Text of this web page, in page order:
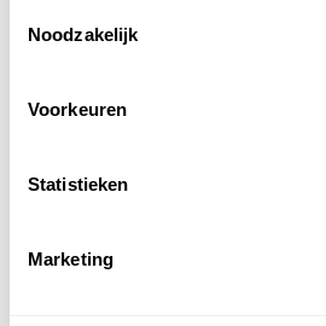
Noodzakelijk
Voorkeuren
Statistieken
Marketing
Belangrijke wijziging in
per 1 juli 2026: ook